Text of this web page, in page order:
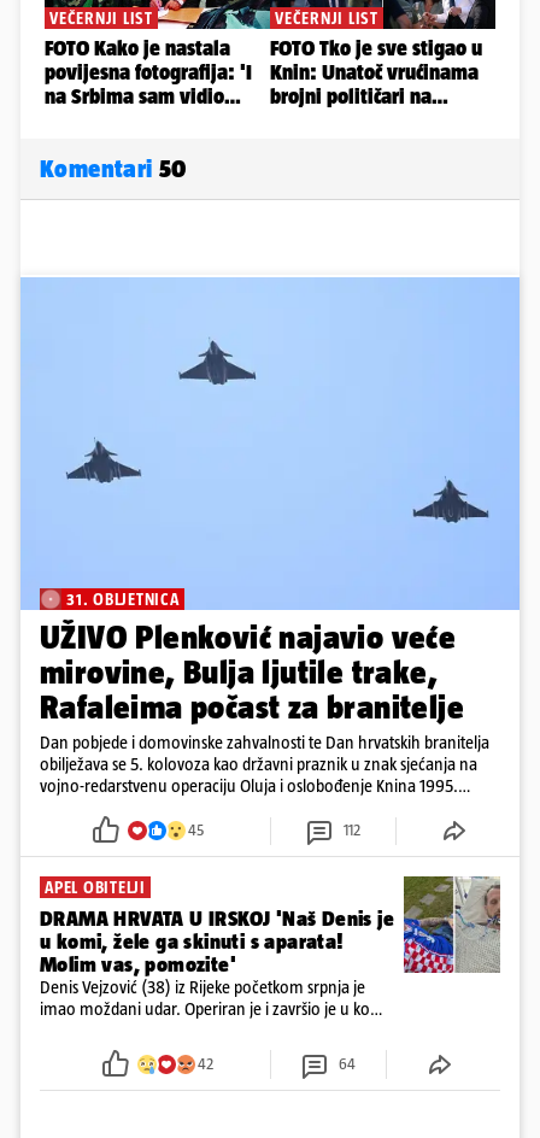
Komentari 50
31. OBLJETNICA
UŽIVO Plenković najavio veće
mirovine, Bulja ljutile trake,
Rafaleima počast za branitelje
Dan pobjede i domovinske zahvalnosti te Dan hrvatskih branitelja
obilježava se 5. kolovoza kao državni praznik u znak sjećanja na
vojno-redarstvenu operaciju Oluja i oslobođenje Knina 1995.
45 112
APEL OBITELJI
DRAMA HRVATA U IRSKOJ 'Naš Denis je
u komi, žele ga skinuti s aparata!
Molim vas, pomozite'
Denis Vejzović (38) iz Rijeke početkom srpnja je
imao moždani udar. Operiran je i završio je u komi.
tamošnji liječnici ne vjeruju u oporavak: 'Imamo
42 64